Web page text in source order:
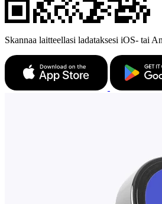
Skannaa laitteellasi ladataksesi iOS- tai